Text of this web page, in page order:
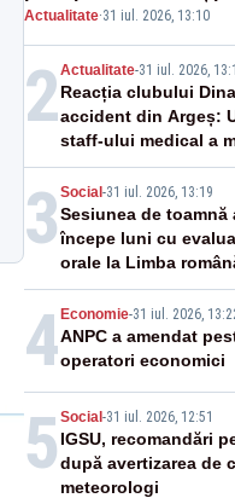
asupra unei noi
online
Actualitate·31 iul. 2026, 13:10
2Actualitate-31 iul. 2026,
Reacția clubului
accident din Argeș:
staff-ului medical a
Adrian Ropotan
3 Social-31 iul. 2026, 13:19
Sesiunea de toamnă
începe luni cu
orale la Limba
4Economie-31 iul. 2026,
ANPC a amendat
operatori economici
5 Social-31 iul. 2026, 12:51
IGSU, recomandări
după avertizarea de
meteorologi